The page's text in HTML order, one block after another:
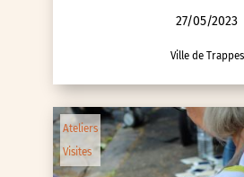
27/05/2023
Ville de Trappes
Ateliers
Visites